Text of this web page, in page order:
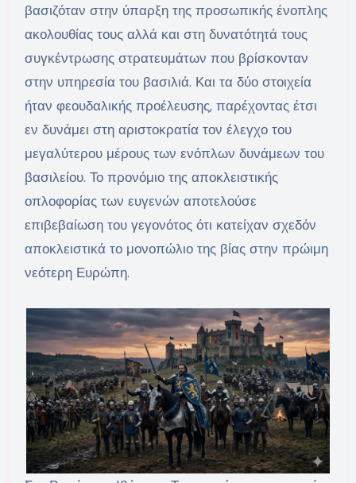
βασιζόταν στην ύπαρξη της προσωπικής ένοπλης
ακολουθίας τους αλλά και στη δυνατότητά τους
συγκέντρωσης στρατευμάτων που βρίσκονταν
στην υπηρεσία του βασιλιά. Και τα δύο στοιχεία
ήταν φεουδαλικής προέλευσης, παρέχοντας έτσι
εν δυνάμει στη αριστοκρατία τον έλεγχο του
μεγαλύτερου μέρους των ενόπλων δυνάμεων του
βασιλείου. Το προνόμιο της αποκλειστικής
οπλοφορίας των ευγενών αποτελούσε
επιβεβαίωση του γεγονότος ότι κατείχαν σχεδόν
αποκλειστικά το μονοπώλιο της βίας στην πρώιμη
νεότερη Ευρώπη.